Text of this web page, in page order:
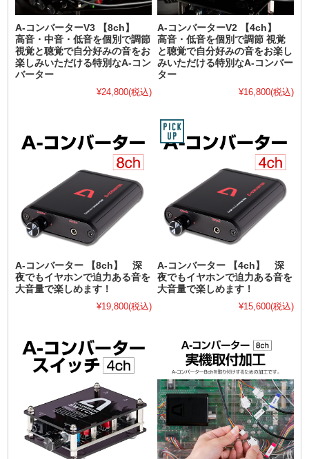
A-コンバーターV3 【8ch】
高音・中音・低音を個別で調節
視覚と聴覚で自分好みの音をお
楽しみいただける特別なA-コン
バーター
¥24,800(税込)
A-コンバーターV2 【4ch】
高音・低音を個別で調節 視覚
と聴覚で自分好みの音をお楽し
みいただける特別なA-コンバー
ター
¥16,800(税込)
A-コンバーター 【8ch】 深
夜でもイヤホンで迫力ある音を
大音量で楽しめます！
¥19,800(税込)
A-コンバーター 【4ch】 深
夜でもイヤホンで迫力ある音を
大音量で楽しめます！
¥15,600(税込)